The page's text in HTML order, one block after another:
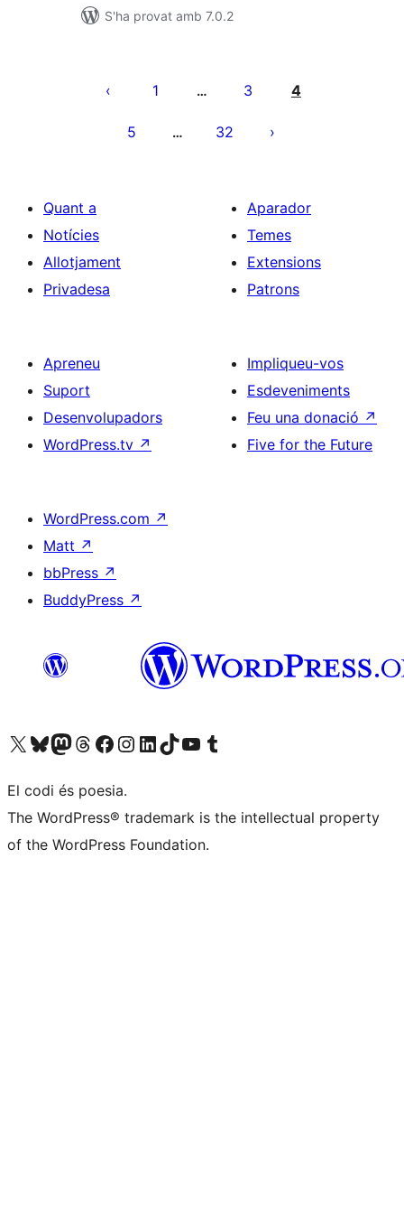
S'ha provat amb 7.0.2
entrades
1 … 3 4
5 … 32
Quant a
Notícies
Allotjament
Privadesa
Aparador
Temes
Extensions
Patrons
Apreneu
Suport
Desenvolupadors
WordPress.tv ↗
Impliqueu-vos
Esdeveniments
Feu una donació ↗
Five for the Future
WordPress.com ↗
Matt ↗
bbPress ↗
BuddyPress ↗
Visiteu el nostre compte X (abans Twitter)
Visiteu el nostre compte de Bluesky
Visiteu el nostre compte al Mastodon
Visiteu el nostre compte de Threads
Visiteu la nostra pàgina al Facebook
Visiteu el nostre compte d'Instagram
Visiteu el nostre compte de LinkedIn
Visiteu el nostre compte de TikTok
Visiteu el nostre canal al YouTube
Visiteu el nostre compte de Tumblr
El codi és poesia.
The WordPress® trademark is the intellectual property
of the WordPress Foundation.